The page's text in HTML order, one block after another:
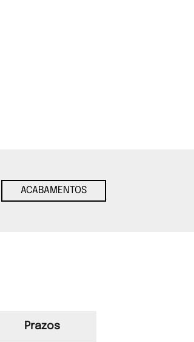
ACABAMENTOS
Prazos